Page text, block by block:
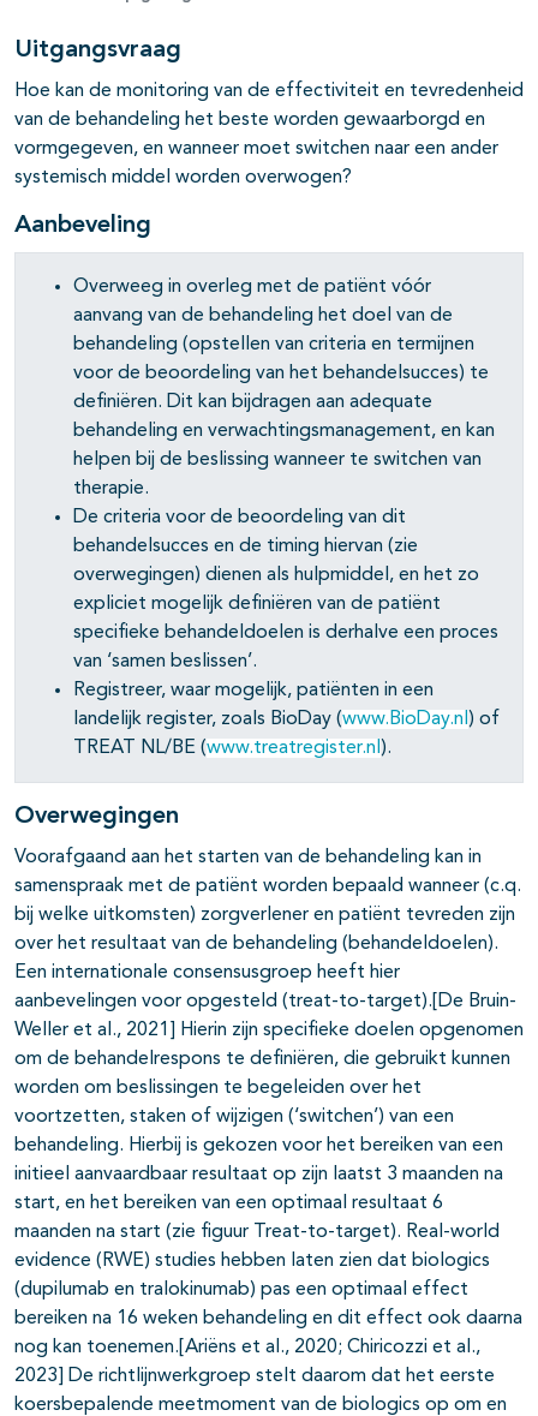
open- en dichtklappen
open- en dichtklappen
open- en dichtklappen
open- en dichtklappen
open- en dichtklappen
open- en dichtklappen
open- en dichtklappen
open- en dichtklappen
Uitgangsvraag
Hoe kan de monitoring van de effectiviteit en tevredenheid
van de behandeling het beste worden gewaarborgd en
vormgegeven, en wanneer moet switchen naar een ander
systemisch middel worden overwogen?
Aanbeveling
Overweeg in overleg met de patiënt vóór
aanvang van de behandeling het doel van de
behandeling (opstellen van criteria en termijnen
voor de beoordeling van het behandelsucces) te
definiëren. Dit kan bijdragen aan adequate
behandeling en verwachtingsmanagement, en kan
helpen bij de beslissing wanneer te switchen van
therapie.
De criteria voor de beoordeling van dit
behandelsucces en de timing hiervan (zie
overwegingen) dienen als hulpmiddel, en het zo
expliciet mogelijk definiëren van de patiënt
specifieke behandeldoelen is derhalve een proces
van ‘samen beslissen’.
Registreer, waar mogelijk, patiënten in een
landelijk register, zoals BioDay (www.BioDay.nl ) of
TREAT NL/BE (www.treatregister.nl ).
Overwegingen
Voorafgaand aan het starten van de behandeling kan in
samenspraak met de patiënt worden bepaald wanneer (c.q.
bij welke uitkomsten) zorgverlener en patiënt tevreden zijn
over het resultaat van de behandeling (behandeldoelen).
Een internationale consensusgroep heeft hier
aanbevelingen voor opgesteld (treat-to-target).[De Bruin-
Weller et al., 2021] Hierin zijn specifieke doelen opgenomen
om de behandelrespons te definiëren, die gebruikt kunnen
worden om beslissingen te begeleiden over het
voortzetten, staken of wijzigen (‘switchen’) van een
behandeling. Hierbij is gekozen voor het bereiken van een
initieel aanvaardbaar resultaat op zijn laatst 3 maanden na
start, en het bereiken van een optimaal resultaat 6
maanden na start (zie figuur Treat-to-target). Real-world
evidence (RWE) studies hebben laten zien dat biologics
(dupilumab en tralokinumab) pas een optimaal effect
bereiken na 16 weken behandeling en dit effect ook daarna
nog kan toenemen.[Ariëns et al., 2020; Chiricozzi et al.,
2023] De richtlijnwerkgroep stelt daarom dat het eerste
koersbepalende meetmoment van de biologics op om en